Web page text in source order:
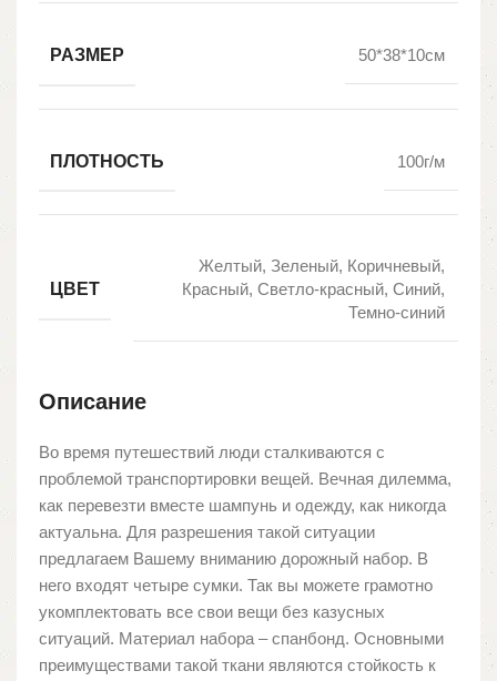
РАЗМЕР 50*38*10см
ПЛОТНОСТЬ 100г/м
ЦВЕТ
Желтый, Зеленый, Коричневый,
Красный, Светло-красный, Синий,
Темно-синий
Описание
Во время путешествий люди сталкиваются с
проблемой транспортировки вещей. Вечная дилемма,
как перевезти вместе шампунь и одежду, как никогда
актуальна. Для разрешения такой ситуации
предлагаем Вашему вниманию дорожный набор. В
него входят четыре сумки. Так вы можете грамотно
укомплектовать все свои вещи без казусных
ситуаций. Материал набора – спанбонд. Основными
преимуществами такой ткани являются стойкость к